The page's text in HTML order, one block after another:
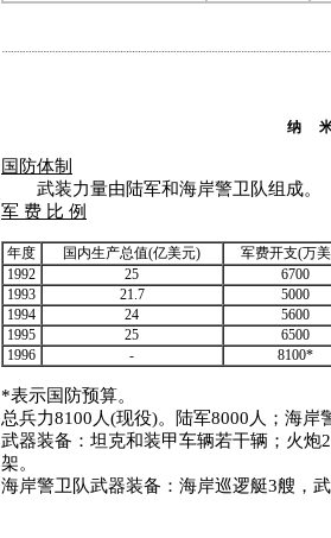
纳
国防体制
武装力量由陆军和海岸警卫队组成。
军 费 比 例
年度 国内生产总值(亿美元)
军费开支(万
1992
25
6700
1993
21.7
5000
1994
24
5600
1995
25
6500
1996
- 8100*
*表示国防预算。
总兵力8100人(现役)。陆军8000人；海岸
武器装备：坦克和装甲车辆若干辆；火
架。
海岸警卫队武器装备：海岸巡逻艇3艘，